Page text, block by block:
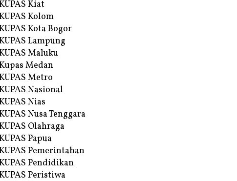
Kiat
Kolom
Kota Bogor
Lampung
Maluku
Medan
Metro
Nasional
Nias
Nusa Tenggara
Olahraga
Papua
Pemerintahan
Pendidikan
Peristiwa